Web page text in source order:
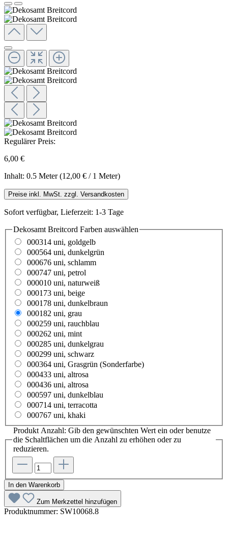
Regulärer Preis:
6,00 €
Inhalt: 0.5 Meter(12,00 € / 1 Meter)
Preise inkl. MwSt. zzgl. Versandkosten
Sofort verfügbar, Lieferzeit: 1-3 Tage
Dekosamt Breitcord Farben auswählen
000314 uni, goldgelb
000564 uni, dunkelgrün
000676 uni, schlamm
000747 uni, petrol
000010 uni, naturweiß
000173 uni, beige
000178 uni, dunkelbraun
000182 uni, grau
000259 uni, rauchblau
000262 uni, mint
000285 uni, dunkelgrau
000299 uni, schwarz
000364 uni, Grasgrün (Sonderfarbe)
000433 uni, altrosa
000436 uni, altrosa
000597 uni, dunkelblau
000714 uni, terracotta
000767 uni, khaki
Produkt Anzahl: Gib den gewünschten Wert ein oder benutze
die Schaltflächen um die Anzahl zu erhöhen oder zu
reduzieren.
In den Warenkorb
Zum Merkzettel hinzufügen
Produktnummer: SW10068.8